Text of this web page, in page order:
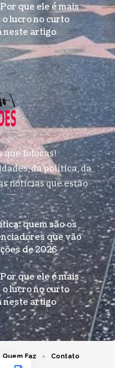
que ele é mais
lucro no curto
neste artigo
que fofocas!
da política, da
notícias que estão
quem são os
que vão
de 2026
que ele é mais
lucro no curto
neste artigo
Quem Faz Contato